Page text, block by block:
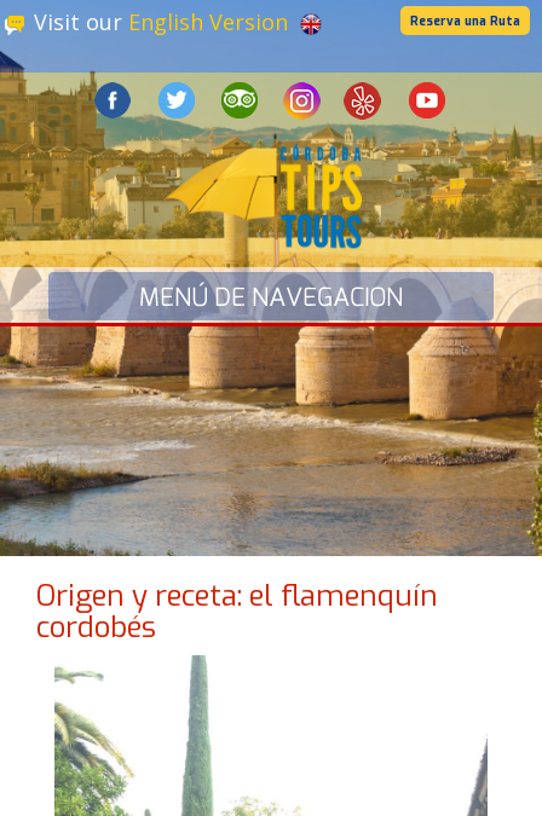
Visit our English Version Reserva una Ruta
Origen y receta: el flamenquín
cordobés